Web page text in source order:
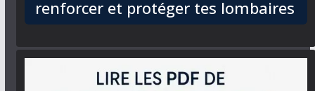
renforcer et protéger tes lombaires